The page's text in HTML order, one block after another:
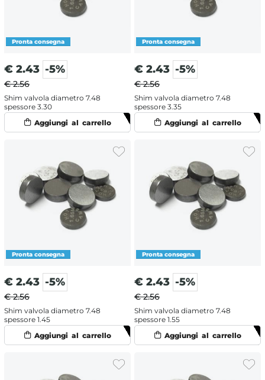
€ 2.43 -5%
€ 2.56
Shim valvola diametro 7.48
spessore 3.30
€ 2.43 -5%
€ 2.56
Shim valvola diametro 7.48
spessore 3.35
€ 2.43 -5%
€ 2.56
Shim valvola diametro 7.48
spessore 1.45
€ 2.43 -5%
€ 2.56
Shim valvola diametro 7.48
spessore 1.55